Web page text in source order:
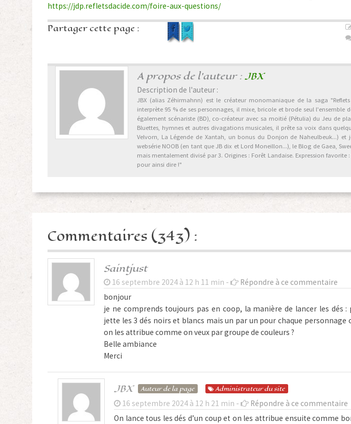
https://jdp.refletsdacide.com/foire-aux-questions/
Partager cette page :
A propos de l'auteur :JBX
Description de l'auteur :
JBX (alias Zéhirmahnn) est le créateur monomaniaque de la saga
interprète 95 % de ses personnages, il mixe, bricole et brode seul l'ensemble
également scénariste (BD), co-créateur avec sa moitié (Pétulia) du Jeu de
Bluettes, hymnes et autres divagations musicales, il prête sa voix dans
Velvorn, La Légende de Xantah, un bonus du Donjon de Naheulbeuk...) et
websérie NOOB (en tant que JB dix et Lord Moneillon...), le Blog de Gaea,
mais mentalement divisé par 3. Origines : Forêt Landaise. Expression favorite
pour ainsi dire !"
Commentaires (343) :
Saintjust
16 septembre 2024 à 12 h 11 min -
Répondre à ce commentaire
bonjour
je ne comprends toujours pas en coop, la manière de lancer les dés
jette les 3 dés noirs et blancs mais un par un pour chaque personnage
on les attribue comme on veux par groupe de couleurs ?
Belle ambiance
Merci
JBX Auteur de la page Administrateurdu site
16 septembre 2024 à 12 h 21 min -
Répondre à ce commentaire
On lance tous les dés d’un coup et on les attribue ensuite comme